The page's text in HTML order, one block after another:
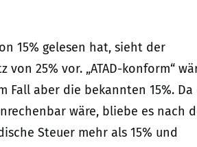
15% gelesen hat, sieht der
25% vor. „ATAD-konform“
Fall aber die bekannten 15%. Da
wäre, bliebe es nach
Steuer mehr als 15% und